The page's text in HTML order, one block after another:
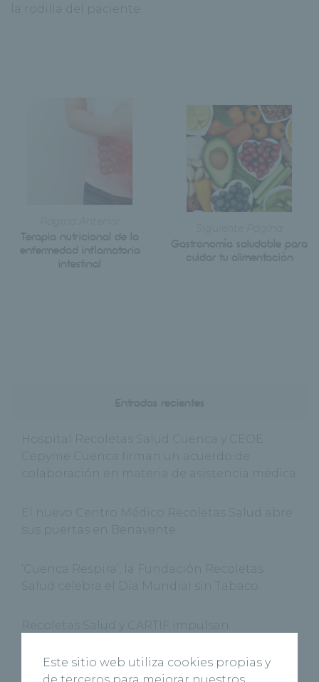
la rodilla del paciente.
Terapia nutricional de la
enfermedad inflamatoria
intestinal
Gastronomía saludable para
cuidar tu alimentación
Hospital Recoletas Salud Cuenca y CEOE
Cepyme Cuenca firman un acuerdo de
colaboración en materia de asistencia médica
El nuevo Centro Médico Recoletas Salud abre
sus puertas en Benavente
‘Cuenca Respira’, la Fundación Recoletas
Salud celebra el Día Mundial sin Tabaco
Recoletas Salud y CARTIF impulsan
hospitalaria con IA
Este sitio web utiliza cookies propias y
de terceros para mejorar nuestros